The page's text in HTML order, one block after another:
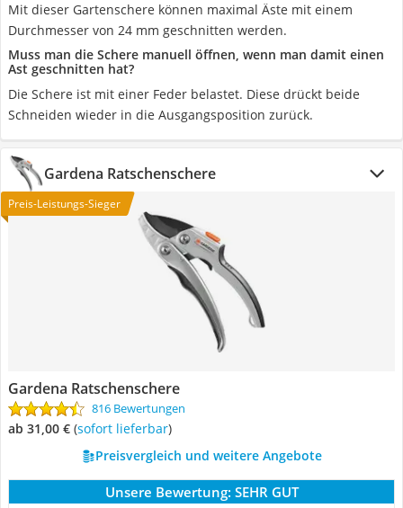
Mit dieser Gartenschere können maximal Äste mit einem
Durchmesser von 24 mm geschnitten werden.
Muss man die Schere manuell öffnen, wenn man damit einen
Ast geschnitten hat?
Die Schere ist mit einer Feder belastet. Diese drückt beide
Schneiden wieder in die Ausgangsposition zurück.
Gardena Ratschenschere
Preis-Leistungs-Sieger
Gardena Ratschenschere
816 Bewertungen
ab 31,00 € ( Sofort lieferbar)
Preisvergleich und weitere Angebote
Unsere Bewertung: SEHR GUT